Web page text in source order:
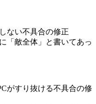
ない不具合の修正
敵全体」と書いてあっ
すり抜ける不具合の修